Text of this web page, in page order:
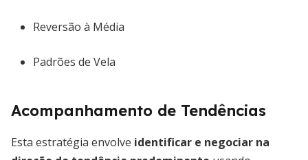
Reversão à Média
Padrões de Vela
Acompanhamento de Tendências
Esta estratégia envolve identificar e negociar na